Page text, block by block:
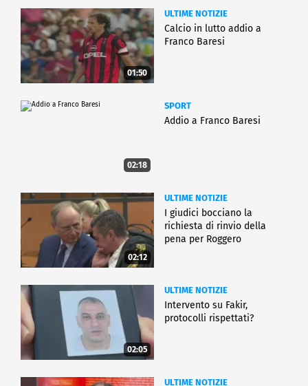
01:50
ULTIME NOTIZIE
Calcio in lutto addio a
Franco Baresi
02:18
SPORT
Addio a Franco Baresi
02:12
ULTIME NOTIZIE
I giudici bocciano la
richiesta di rinvio della
pena per Roggero
02:05
ULTIME NOTIZIE
Intervento su Fakir,
protocolli rispettati?
ULTIME NOTIZIE